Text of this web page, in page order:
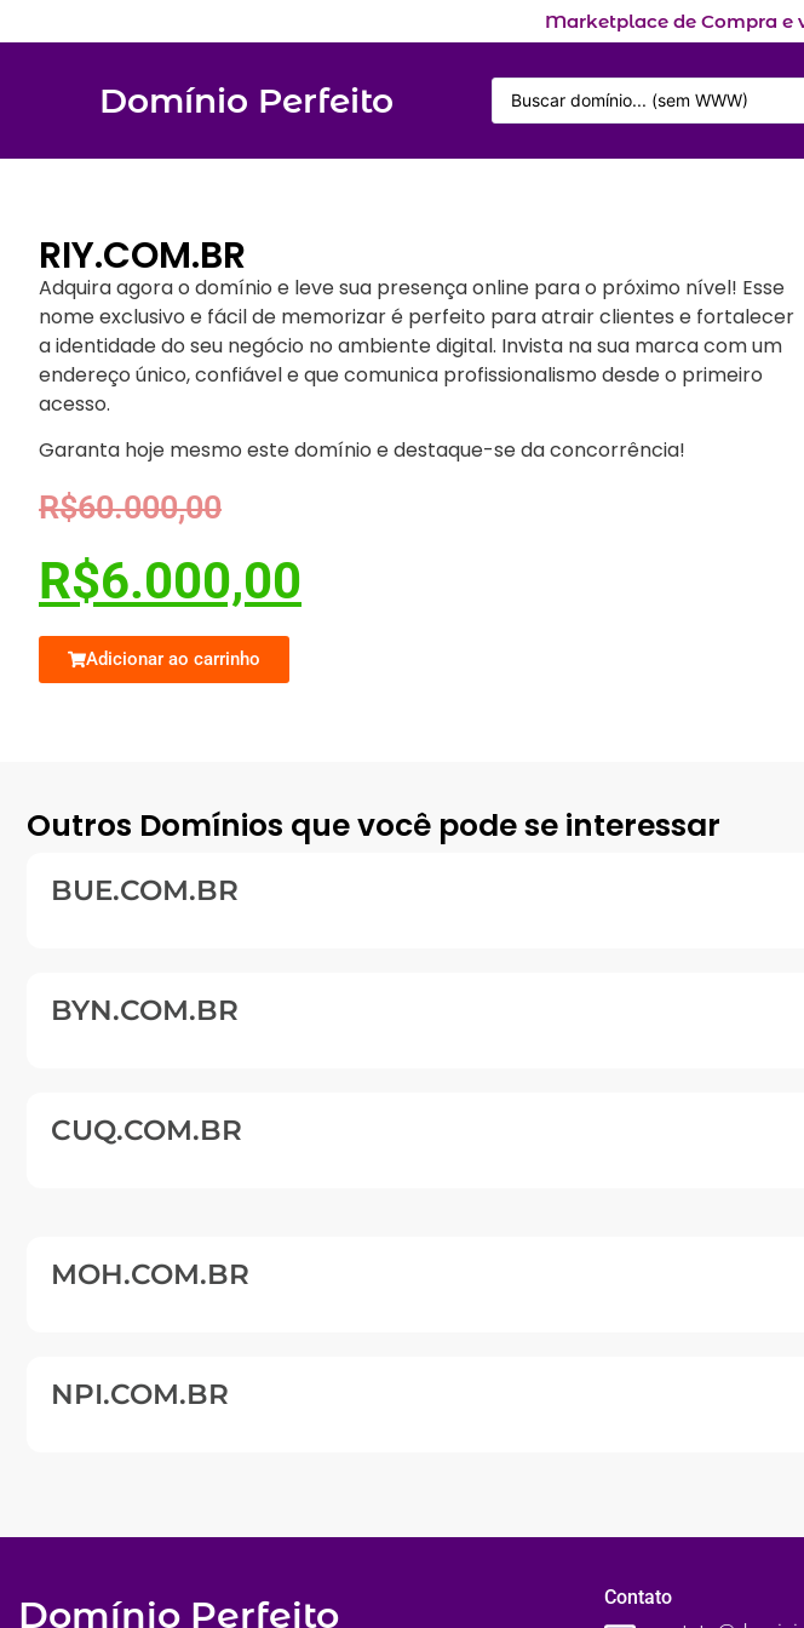
Marketplace de Compra e
Domínio Perfeito
RIY.COM.BR
Adquira agora o domínio e leve sua presença online para o próximo nível! Esse
nome exclusivo e fácil de memorizar é perfeito para atrair clientes e fortalecer
a identidade do seu negócio no ambiente digital. Invista na sua marca com um
endereço único, confiável e que comunica profissionalismo desde o primeiro
acesso.
Garanta hoje mesmo este domínio e destaque-se da concorrência!
R$60.000,00
R$6.000,00
Adicionar ao carrinho
Outros Domínios que você pode se interessar
BUE.COM.BR
BYN.COM.BR
CUQ.COM.BR
MOH.COM.BR
NPI.COM.BR
Domínio Perfeito Contato